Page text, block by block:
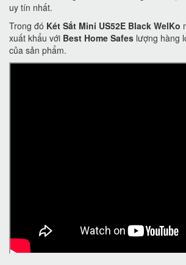
uy tín nhất.
Trong đó Két Sắt Mini US52E Black WelKo
xuất khẩu với Best Home Safes lượng hàng
của sản phẩm.